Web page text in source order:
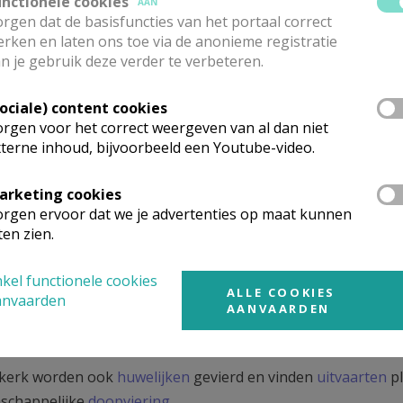
Hanswijk, Sint-Amandus (Heffen), Sint-Lambertus
en de verschillende lokale ploegen behartigen
Jan Arnalsteen en zuster Ann Van Steenweghen
nabij de Dijle werd al in de 9de eeuw een
later is hij nog steeds de patroon van de Muizense
in de jaren 60 van de vorige eeuw. De toren van de
nadat de rest van dat gebouw tijdens de Tweede
in Sint-Lambertus (Muizen):
weekend
worden ook huwelijken gevierd en vinden uitvaarten
dat de basisfuncties van het portaal correct
en laten ons toe via de anonieme registratie
je gebruik deze verder te verbeteren.
content cookies
voor het correct weergeven van al dan niet
inhoud, bijvoorbeeld een Youtube-video.
cookies
ervoor dat we je advertenties op maat kunnen
zien.
functionele cookies
ALLE COOKIES
AANVAARDEN